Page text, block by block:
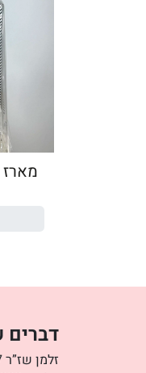
זלמן שז”ר 27, ראשל”צ